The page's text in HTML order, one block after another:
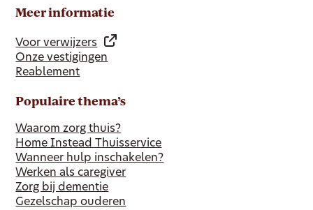
Meer informatie
Voor verwijzers
Onze vestigingen
Reablement
Populaire thema’s
Waarom zorg thuis?
Home Instead Thuisservice
Wanneer hulp inschakelen?
Werken als caregiver
Zorg bij dementie
Gezelschap ouderen